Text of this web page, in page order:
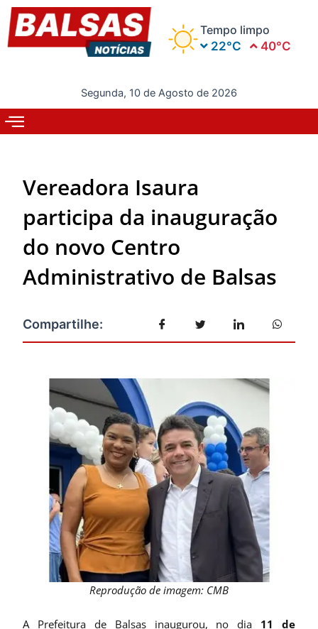
para
Tempo limpo
22°C
40°C
Segunda, 10 de Agosto de 2026
Vereadora Isaura
participa da inauguração
do novo Centro
Administrativo de Balsas
Reprodução de imagem: CMB
A Prefeitura de Balsas inaugurou, no dia 11 de